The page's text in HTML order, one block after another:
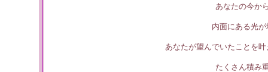
あなたの今か
内面にある光
あなたが望んでいたことを
たくさん積み